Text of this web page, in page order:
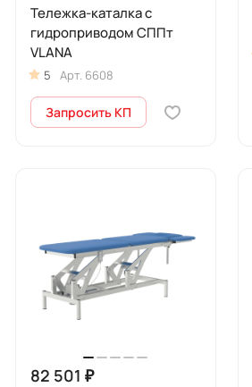
Тележка-каталка с
гидроприводом СППт
VLANA
5 Арт. 6608
Запросить КП
82 501 ₽